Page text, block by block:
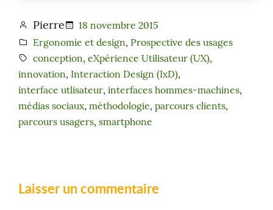
Pierre
18 novembre 2015
Ergonomie et design, Prospective des usages
conception, eXpérience Utilisateur (UX),
innovation, Interaction Design (IxD),
interface utlisateur, interfaces hommes-machines,
médias sociaux, méthodologie, parcours clients,
parcours usagers, smartphone
Laisser un commentaire